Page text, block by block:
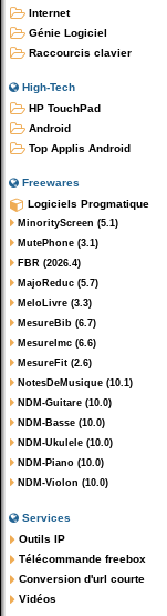
Internet
Génie Logiciel
Raccourcis clavier
High-Tech
HP TouchPad
Android
Top Applis Android
Freewares
Logiciels Progmatique
MinorityScreen (5.1)
MutePhone (3.1)
FBR (2026.4)
MajoReduc (5.7)
MeloLivre (3.3)
MesureBib (6.7)
MesureImc (6.6)
MesureFit (2.6)
NotesDeMusique (10.1)
NDM-Guitare (10.0)
NDM-Basse (10.0)
NDM-Ukulele (10.0)
NDM-Piano (10.0)
NDM-Violon (10.0)
Services
Outils IP
Télécommande freebox
Conversion d'url courte
Vidéos